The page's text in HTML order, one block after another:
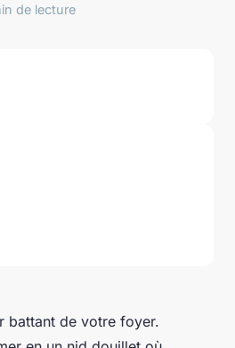
de lecture
battant de votre foyer.